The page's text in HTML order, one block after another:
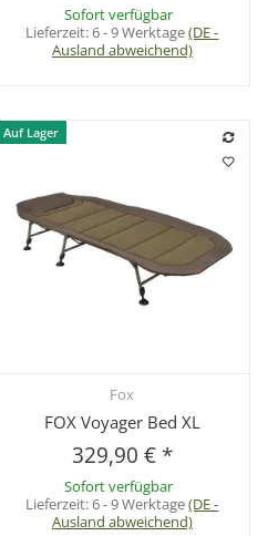
Sofort verfügbar
Lieferzeit:6 - 9 Werktage(DE -
Ausland abweichend)
Auf Lager
Schnellkauf
Fox
FOX Voyager Bed XL
329,90 € *
Sofort verfügbar
Lieferzeit:6 - 9 Werktage(DE -
Ausland abweichend)